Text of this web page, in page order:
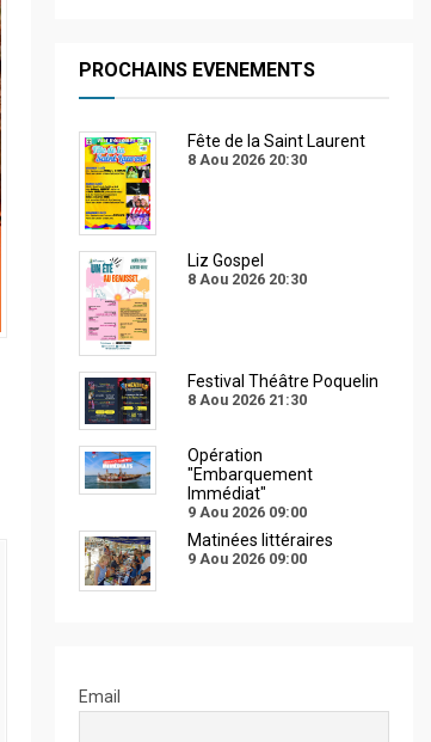
PROCHAINS EVENEMENTS
Fête de la Saint Laurent
8 Aou 2026 20:30
Liz Gospel
8 Aou 2026 20:30
Festival Théâtre Poquelin
8 Aou 2026 21:30
Opération
"Embarquement
Immédiat"
9 Aou 2026 09:00
Matinées littéraires
9 Aou 2026 09:00
Email